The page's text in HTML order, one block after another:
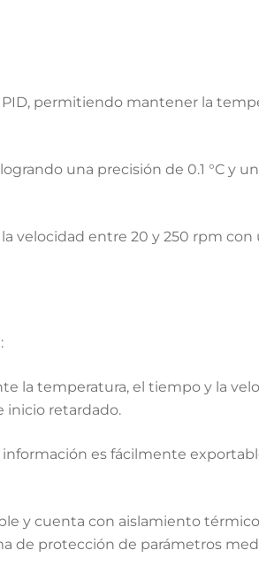
permitiendo mantener la
una precisión de 0.1 °C y
velocidad entre 20 y 250 rpm con
la temperatura, el tiempo y la
inicio retardado.
información es fácilmente
y cuenta con aislamiento
de protección de parámetros